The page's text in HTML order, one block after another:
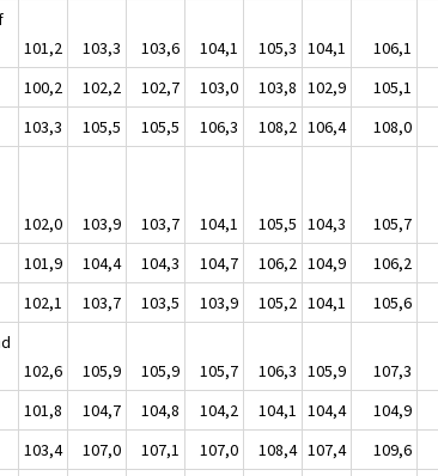
101,2 103,3 103,6 104,1 105,3 104,1 106,1
100,2 102,2 102,7 103,0 103,8 102,9 105,1
103,3 105,5 105,5 106,3 108,2 106,4 108,0
102,0 103,9 103,7 104,1 105,5 104,3 105,7
101,9 104,4 104,3 104,7 106,2 104,9 106,2
102,1 103,7 103,5 103,9 105,2 104,1 105,6
102,6 105,9 105,9 105,7 106,3 105,9 107,3
101,8 104,7 104,8 104,2 104,1 104,4 104,9
103,4 107,0 107,1 107,0 108,4 107,4 109,6